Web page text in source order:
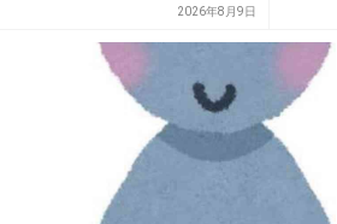
いつ消えるか分からないし
私が妻なら、ふっざけんなっ
+368
2018/12/28(金) 19:30:54
画とともに感謝伝える2026年8月9日
「毒